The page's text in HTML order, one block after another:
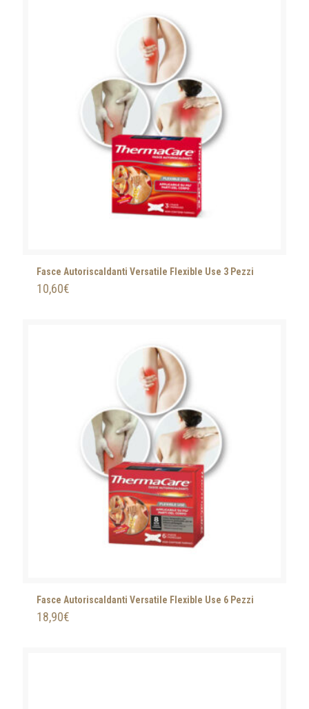
Fasce Autoriscaldanti Versatile Flexible Use 3 Pezzi
10,60€
Fasce Autoriscaldanti Versatile Flexible Use 6 Pezzi
18,90€